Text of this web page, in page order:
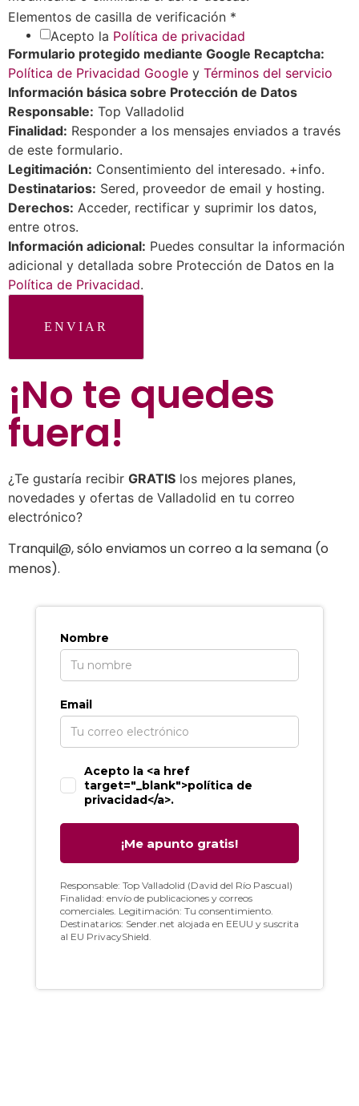
Elementos de casilla de verificación *
Acepto la Política de privacidad
Formulario protegido mediante Google Recaptcha:
Política de Privacidad Google y Términos del servicio
Información básica sobre Protección de Datos
Responsable: Top Valladolid
Finalidad: Responder a los mensajes enviados a través
de este formulario.
Legitimación: Consentimiento del interesado. +info.
Destinatarios: Sered, proveedor de email y hosting.
Derechos: Acceder, rectificar y suprimir los datos,
entre otros.
Información adicional: Puedes consultar la información
adicional y detallada sobre Protección de Datos en la
Política de Privacidad.
ENVIAR
¡No te quedes
fuera!
¿Te gustaría recibir GRATIS los mejores planes,
novedades y ofertas de Valladolid en tu correo
electrónico?
Tranquil@, sólo enviamos un correo a la semana (o
menos).